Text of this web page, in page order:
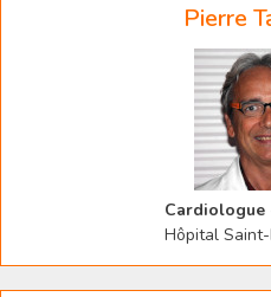
Pierre
Cardiologue
Hôpital Saint-